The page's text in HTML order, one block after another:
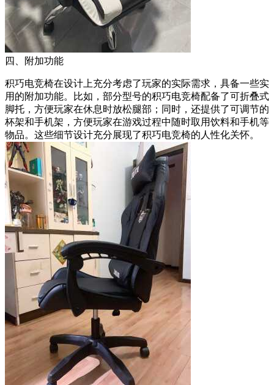
四、附加功能
积巧电竞椅在设计上充分考虑了玩家的实际需求，具备一些实
用的附加功能。比如，部分型号的积巧电竞椅配备了可折叠式
脚托，方便玩家在休息时放松腿部；同时，还提供了可调节的
杯架和手机架，方便玩家在游戏过程中随时取用饮料和手机等
物品。这些细节设计充分展现了积巧电竞椅的人性化关怀。